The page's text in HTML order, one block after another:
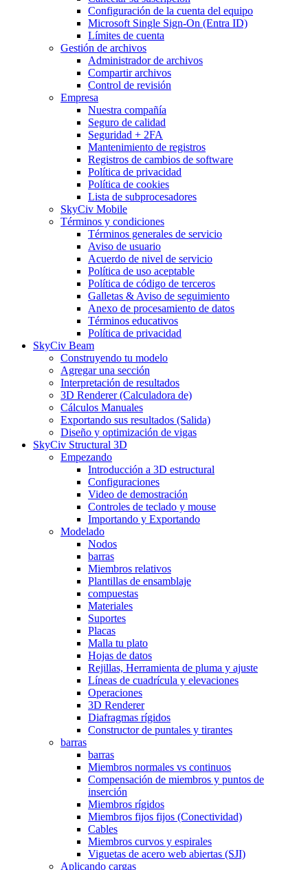
Configuración de la cuenta del equipo
Microsoft Single Sign-On (Entra ID)
Límites de cuenta
Gestión de archivos
Administrador de archivos
Compartir archivos
Control de revisión
Empresa
Nuestra compañía
Seguro de calidad
Seguridad + 2FA
Mantenimiento de registros
Registros de cambios de software
Política de privacidad
Política de cookies
Lista de subprocesadores
SkyCiv Mobile
Términos y condiciones
Términos generales de servicio
Aviso de usuario
Acuerdo de nivel de servicio
Política de uso aceptable
Política de código de terceros
Galletas & Aviso de seguimiento
Anexo de procesamiento de datos
Términos educativos
Política de privacidad
SkyCiv Beam
Construyendo tu modelo
Agregar una sección
Interpretación de resultados
3D Renderer (Calculadora de)
Cálculos Manuales
Exportando sus resultados (Salida)
Diseño y optimización de vigas
SkyCiv Structural 3D
Empezando
Introducción a 3D estructural
Configuraciones
Video de demostración
Controles de teclado y mouse
Importando y Exportando
Modelado
Nodos
barras
Miembros relativos
Plantillas de ensamblaje
compuestas
Materiales
Suportes
Placas
Malla tu plato
Hojas de datos
Rejillas, Herramienta de pluma y ajuste
Líneas de cuadrícula y elevaciones
Operaciones
3D Renderer
Diafragmas rígidos
Constructor de puntales y tirantes
barras
barras
Miembros normales vs continuos
Compensación de miembros y puntos de
inserción
Miembros rígidos
Miembros fijos fijos (Conectividad)
Cables
Miembros curvos y espirales
Viguetas de acero web abiertas (SJI)
Aplicando cargas